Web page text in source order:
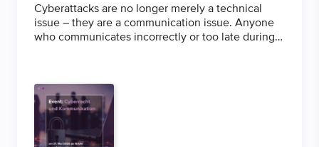
Cyberattacks are no longer merely a technical
issue – they are a communication issue. Anyone
who communicates incorrectly or too late during a
PR professionals to demonstrate how companies
can position themselves in a legally sound and
professionally communicative manner – in
Germany, the EU and Switzerland.